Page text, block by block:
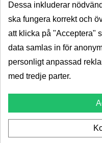
Boka montering
motorvärmare
Dessa inkluderar
ska fungera korrekt och
att klicka på "Acceptera"
data samlas in för
personligt anpassad
med tredje parter.